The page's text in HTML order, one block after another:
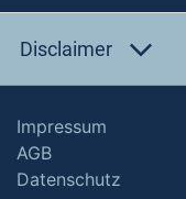
Disclaimer
Impressum
AGB
Datenschutz